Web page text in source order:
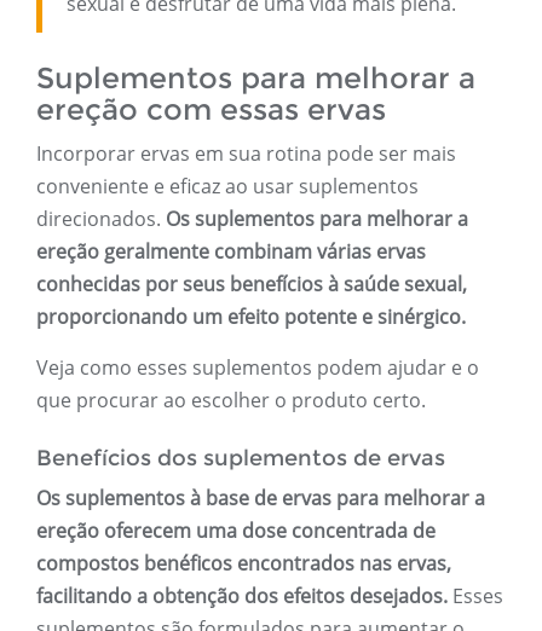
Suplementos para melhorar a
ereção com essas ervas
Incorporar ervas em sua rotina pode ser mais
conveniente e eficaz ao usar suplementos
direcionados. Os suplementos para melhorar a
ereção geralmente combinam várias ervas
conhecidas por seus benefícios à saúde sexual,
proporcionando um efeito potente e sinérgico.
Veja como esses suplementos podem ajudar e o
que procurar ao escolher o produto certo.
Benefícios dos suplementos de ervas
Os suplementos à base de ervas para melhorar a
ereção oferecem uma dose concentrada de
compostos benéficos encontrados nas ervas,
facilitando a obtenção dos efeitos desejados. Esses